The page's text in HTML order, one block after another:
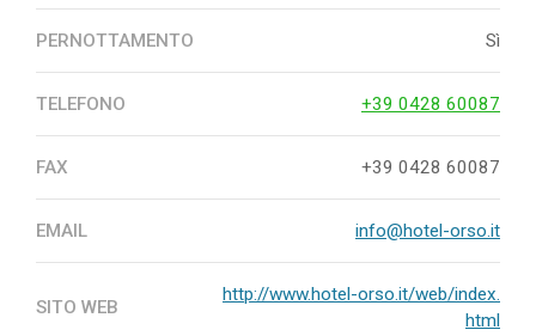
PERNOTTAMENTO Sì
TELEFONO +39 0428 60087
FAX +39 0428 60087
EMAIL info@hotel-orso.it
SITO WEB
http://www.hotel-orso.it/web/index.
html